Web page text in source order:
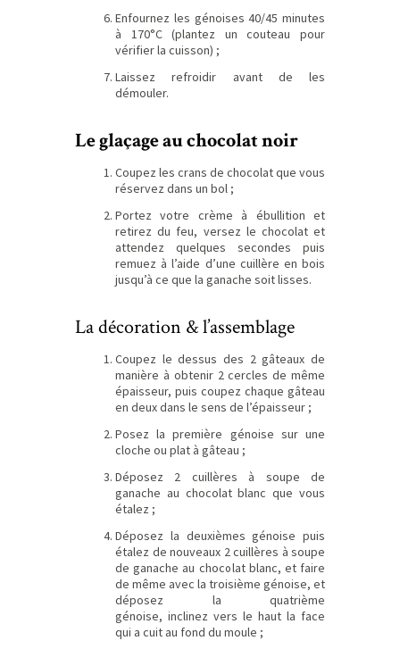
Enfournez les génoises 40/45 minutes
à 170°C (plantez un couteau pour
vérifier la cuisson) ;
Laissez refroidir avant de les
démouler.
Le glaçage au chocolat noir
Coupez les crans de chocolat que vous
réservez dans un bol ;
Portez votre crème à ébullition et
retirez du feu, versez le chocolat et
attendez quelques secondes puis
remuez à l’aide d’une cuillère en bois
jusqu’à ce que la ganache soit lisses.
La décoration & l’assemblage
Coupez le dessus des 2 gâteaux de
manière à obtenir 2 cercles de même
épaisseur, puis coupez chaque gâteau
en deux dans le sens de l’épaisseur ;
Posez la première génoise sur une
cloche ou plat à gâteau ;
Déposez 2 cuillères à soupe de
ganache au chocolat blanc que vous
étalez ;
Déposez la deuxièmes génoise puis
étalez de nouveaux 2 cuillères à soupe
de ganache au chocolat blanc, et faire
de même avec la troisième génoise, et
déposez la quatrième
génoise, inclinez vers le haut la face
qui a cuit au fond du moule ;